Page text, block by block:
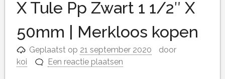
X Tule Pp Zwart 1 1/2″ X
50mm | Merkloos kopen
Geplaatst op 21 september 2020
door
koi
Een reactie plaatsen